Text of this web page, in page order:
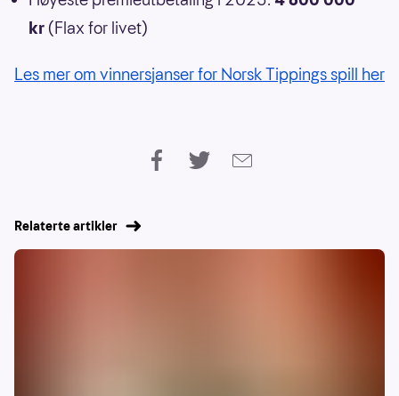
kr (Flax for livet)
Les mer om vinnersjanser for Norsk Tippings spill her
Relaterte artikler